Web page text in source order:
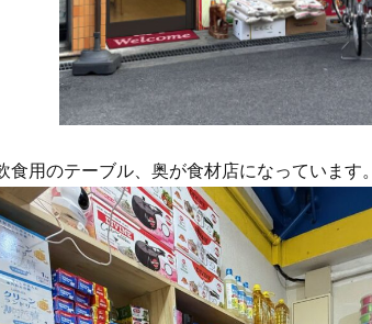
食用のテーブル、奥が食材店になっています。